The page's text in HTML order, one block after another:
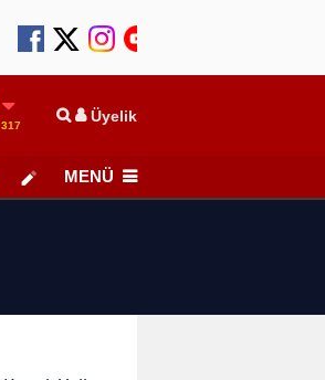
Üyelik
Köşe Yazarları
MENÜ